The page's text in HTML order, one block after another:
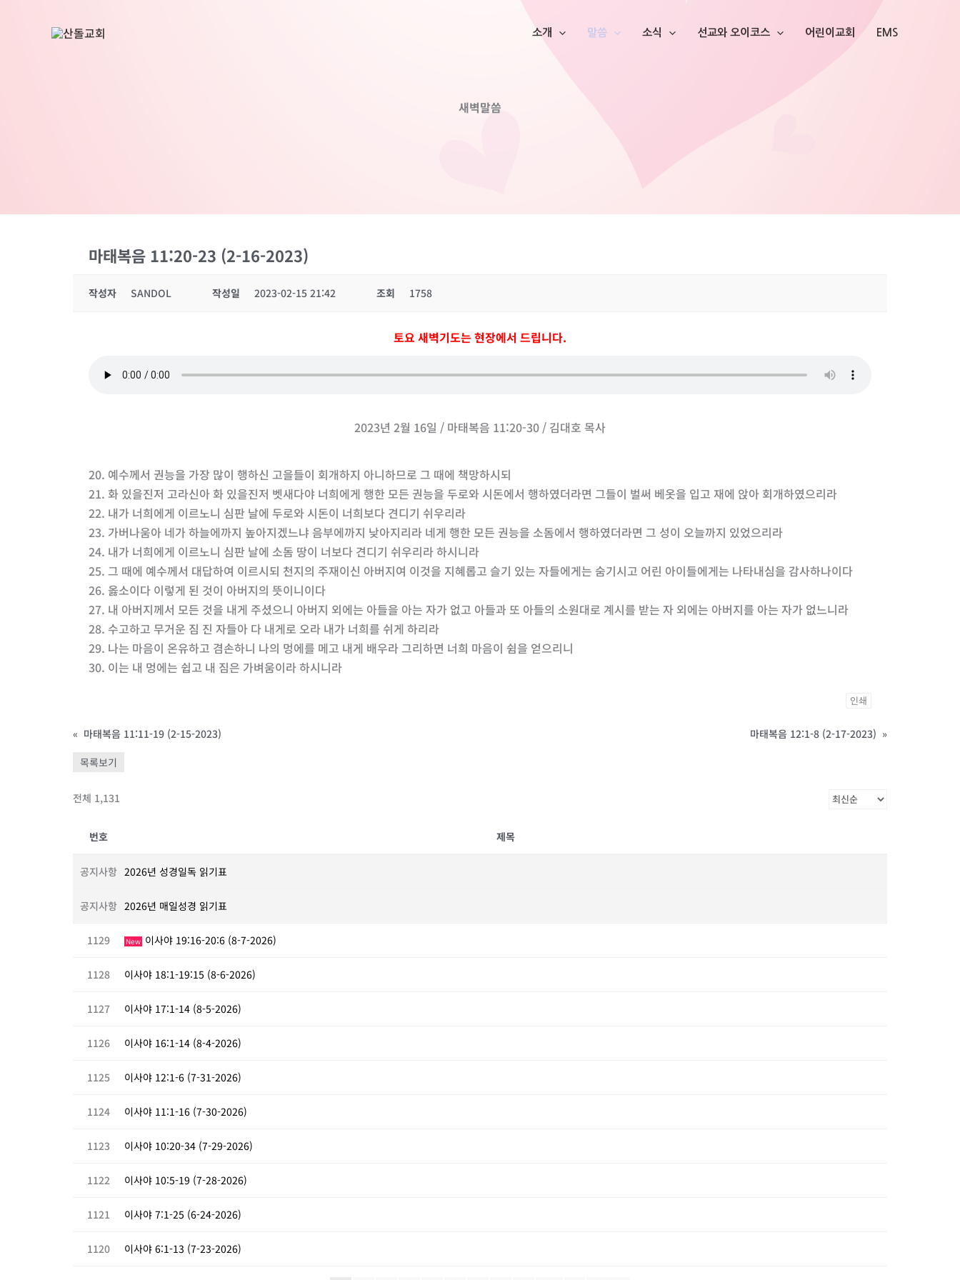
소개 말씀 소식 선교와 오이코스 어린이교회 EMS
새벽말씀
마태복음 11:20-23 (2-16-2023)
작성자 SANDOL 작성일 2023-02-15 21:42 조회 1758
토요 새벽기도는 현장에서 드립니다.
2023년 2월 16일 / 마태복음 11:20-30 / 김대호 목사
20. 예수께서 권능을 가장 많이 행하신 고을들이 회개하지 아니하므로 그 때에 책망하시되
21. 화 있을진저 고라신아 화 있을진저 벳새다야 너희에게 행한 모든 권능을 두로와 시돈에서 행하였더라면 그들이 벌써 베옷을 입고 재에 앉아 회개하였으리라
22. 내가 너희에게 이르노니 심판 날에 두로와 시돈이 너희보다 견디기 쉬우리라
23. 가버나움아 네가 하늘에까지 높아지겠느냐 음부에까지 낮아지리라 네게 행한 모든 권능을 소돔에서 행하였더라면 그 성이 오늘까지 있었으리라
24. 내가 너희에게 이르노니 심판 날에 소돔 땅이 너보다 견디기 쉬우리라 하시니라
25. 그 때에 예수께서 대답하여 이르시되 천지의 주재이신 아버지여 이것을 지혜롭고 슬기 있는 자들에게는 숨기시고 어린 아이들에게는 나타내심을 감사하나이다
26. 옳소이다 이렇게 된 것이 아버지의 뜻이니이다
27. 내 아버지께서 모든 것을 내게 주셨으니 아버지 외에는 아들을 아는 자가 없고 아들과 또 아들의 소원대로 계시를 받는 자 외에는 아버지를 아는 자가 없느니라
28. 수고하고 무거운 짐 진 자들아 다 내게로 오라 내가 너희를 쉬게 하리라
29. 나는 마음이 온유하고 겸손하니 나의 멍에를 메고 내게 배우라 그리하면 너희 마음이 쉼을 얻으리니
30. 이는 내 멍에는 쉽고 내 짐은 가벼움이라 하시니라
인쇄
« 마태복음 11:11-19 (2-15-2023) 마태복음 12:1-8 (2-17-2023) »
목록보기
전체 1,131
번호 제목
공지사항 2026년 성경일독 읽기표
공지사항 2026년 매일성경 읽기표
1129 New 이사야 19:16-20:6 (8-7-2026)
1128 이사야 18:1-19:15 (8-6-2026)
1127 이사야 17:1-14 (8-5-2026)
1126 이사야 16:1-14 (8-4-2026)
1125 이사야 12:1-6 (7-31-2026)
1124 이사야 11:1-16 (7-30-2026)
1123 이사야 10:20-34 (7-29-2026)
1122 이사야 10:5-19 (7-28-2026)
1121 이사야 7:1-25 (6-24-2026)
1120 이사야 6:1-13 (7-23-2026)